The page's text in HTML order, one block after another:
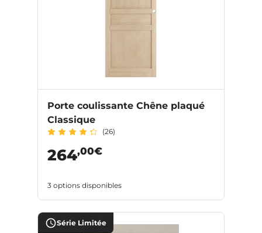
Porte coulissante Chêne plaqué
Classique
(26)
264,00€
3 options disponibles
Série Limitée